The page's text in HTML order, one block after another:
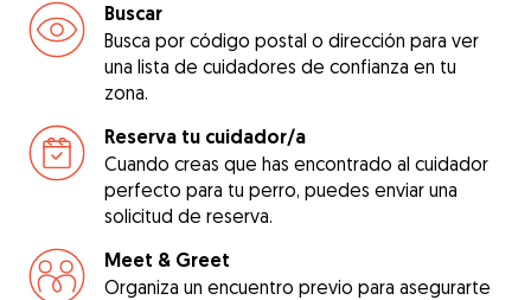
Buscar
Busca por código postal o dirección para ver
una lista de cuidadores de confianza en tu
zona.
Reserva tu cuidador/a
Cuando creas que has encontrado al cuidador
perfecto para tu perro, puedes enviar una
solicitud de reserva.
Meet & Greet
Organiza un encuentro previo para asegurarte